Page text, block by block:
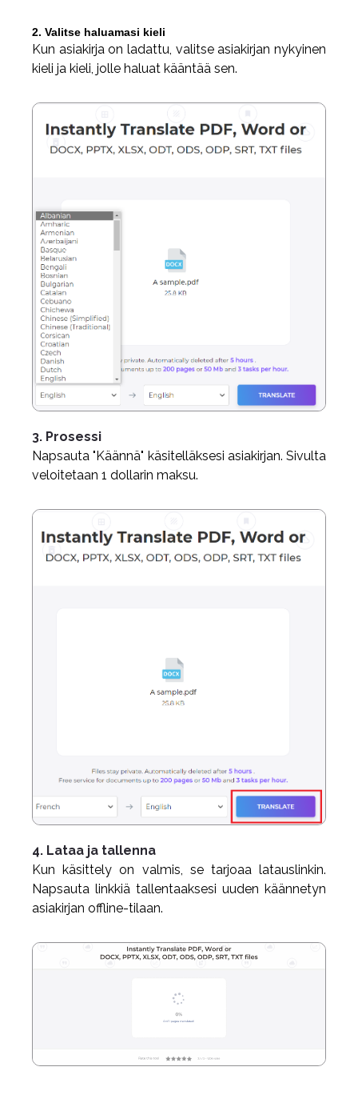
2. Valitse haluamasi kieli
Kun asiakirja on ladattu, valitse asiakirjan nykyinen
kieli ja kieli, jolle haluat kääntää sen.
3. Prosessi
Napsauta "Käännä" käsitelläksesi asiakirjan. Sivulta
veloitetaan 1 dollarin maksu.
4. Lataa ja tallenna
Kun käsittely on valmis, se tarjoaa latauslinkin.
Napsauta linkkiä tallentaaksesi uuden käännetyn
asiakirjan offline-tilaan.